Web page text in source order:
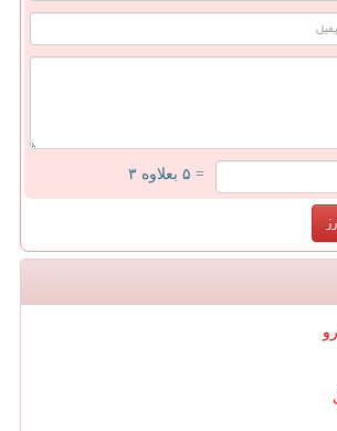
= ۵ بعلاوه ۳